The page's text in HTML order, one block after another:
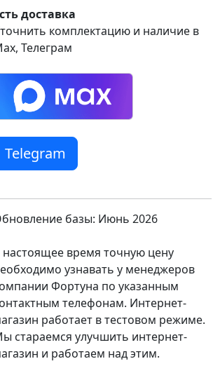
[26]
[17]
[2]
[1]
[81]
[4]
[77]
[2]
[132]
[2]
[15]
[41]
[1131]
[2]
доставка
комплектацию и наличие в
Телеграм
Telegram
базы: Июнь 2026
настоящее время точную цену
узнавать у менеджеров
Фортуна по указанным
телефонам. Интернет-
работает в тестовом режиме.
стараемся улучшить интернет-
и работаем над этим.